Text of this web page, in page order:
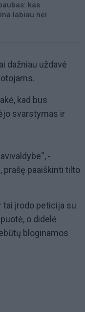
kas
labiau nei
dažniau uždavė
kad bus
svarstymas ir
-
prašę paaiškinti tilto
tai įrodo peticija su
o didelė
bloginamos